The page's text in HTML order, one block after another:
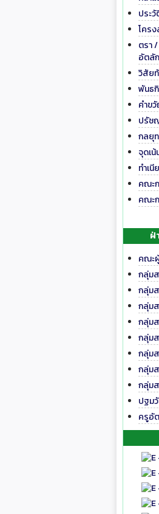
ประวั
โคร
ตรา
อัตลั
วิสัย
พันธ
คำข
ปรัช
กลยุ
จุดเ
ทำเ
คณะ
คณะ
ฝ่
คณะ
กลุ่ม
กลุ่ม
กลุ่ม
กลุ่ม
กลุ่ม
กลุ่ม
กลุ่ม
กลุ่ม
ปฐม
ครูอั